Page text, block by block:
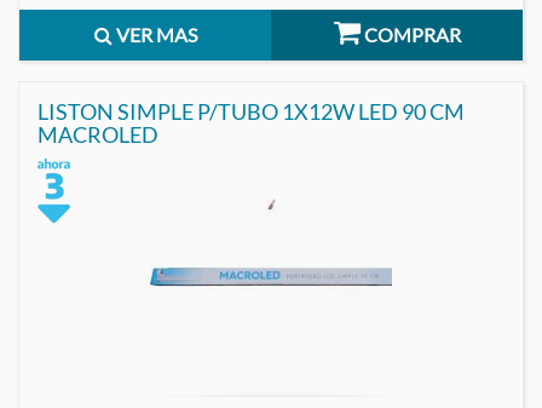
VER MAS COMPRAR
LISTON SIMPLE P/TUBO 1X12W LED 90 CM
MACROLED